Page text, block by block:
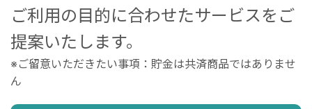
ご利用の目的に合わせたサービスをご
提案いたします。
※ご留意いただきたい事項：貯金は共済商品ではありませ
ん